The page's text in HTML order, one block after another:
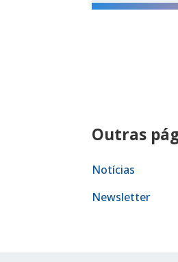
Outras
Notícias
Newsletter